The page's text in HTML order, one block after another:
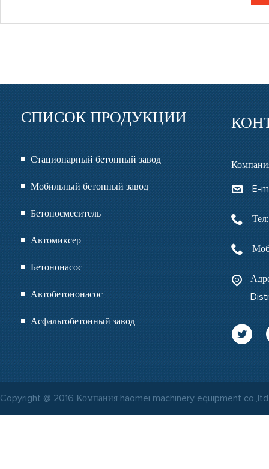
СПИСОК ПРОДУКЦИИ
Стационарный бетонный завод
Мобильный бетонный завод
Бетоносмеситель
Автомиксер
Бетононасос
Автобетононасос
Асфальтобетонный завод
E-
Copyright @ 2016 Компания haomei machinery equipment